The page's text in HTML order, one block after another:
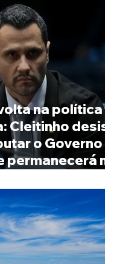
na política
Cleitinho desiste
o Governo de
permanecerá no